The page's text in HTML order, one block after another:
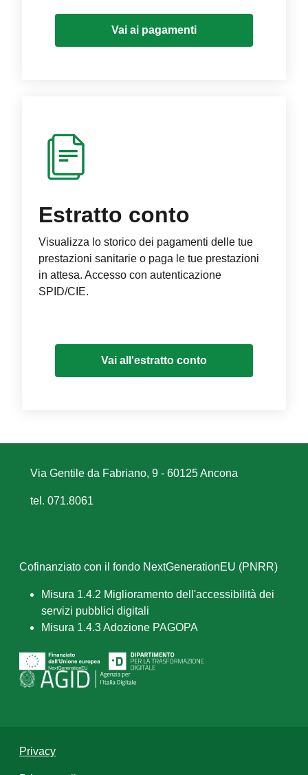
Vai ai pagamenti
Estratto conto
Visualizza lo storico dei pagamenti delle tue
prestazioni sanitarie o paga le tue prestazioni
in attesa. Accesso con autenticazione
SPID/CIE.
Vai all'estratto conto
Via Gentile da Fabriano, 9 - 60125 Ancona
tel. 071.8061
Cofinanziato con il fondo NextGenerationEU (PNRR)
Misura 1.4.2 Miglioramento dell'accessibilità dei
servizi pubblici digitali
Misura 1.4.3 Adozione PAGOPA
Privacy